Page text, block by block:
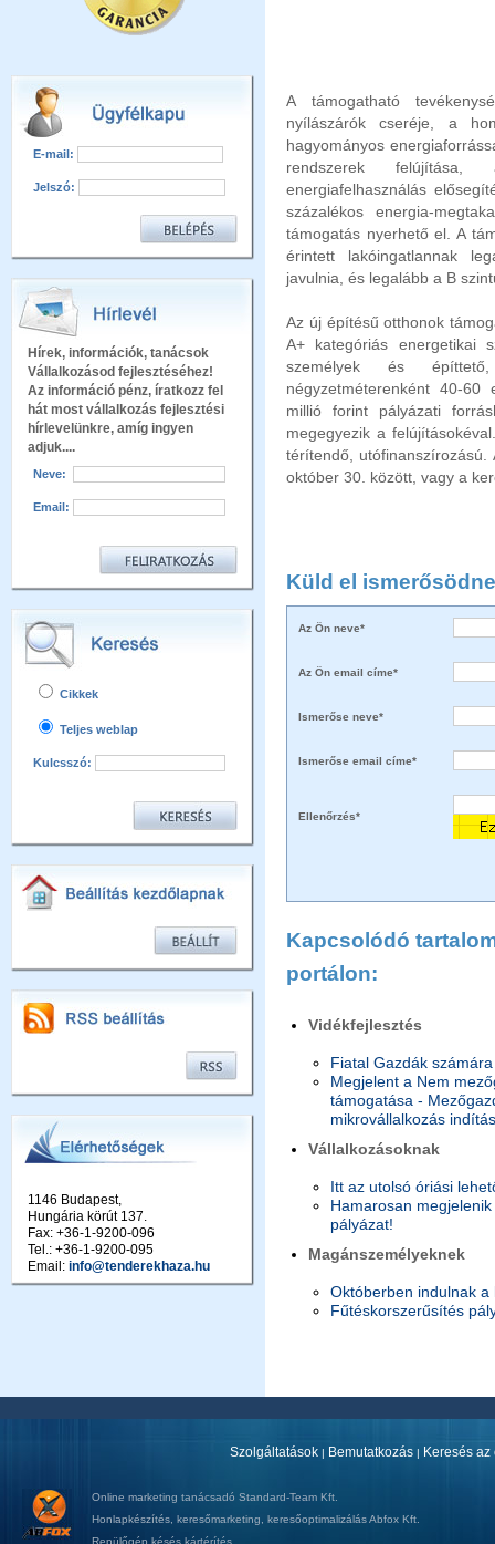
E-mail:
Jelszó:
Hírek, információk, tanácsok
Vállalkozásod fejlesztéséhez!
Az információ pénz, íratkozz fel
hát most vállalkozás fejlesztési
hírlevelünkre, amíg ingyen
adjuk....
Neve:
Email:
Cikkek
Teljes weblap
Kulcsszó:
1146 Budapest,
Hungária körút 137.
Fax: +36-1-9200-096
Tel.: +36-1-9200-095
Email: info@tenderekhaza.hu
A támogatható
nyílászárók cseréje, a
hagyományos
rendszerek
energiafelhasználás
százalékos energia-
támogatás nyerhető el. A
érintett lakóingatlannak
javulnia, és legalább a B
Az új építésű otthonok
A+ kategóriás energetikai
személyek és
négyzetméterenként 40-
millió forint pályázati
megegyezik a
térítendő,
október 30. között, vagy a
Küld el
Az Ön neve*
Az Ön email címe*
Ismerőse neve*
Ismerőse email címe*
Ellenőrzés*
Kapcsolódó
portálon:
Vidékfejlesztés
Fiatal Gazdák
Megjelent a Nem
támogatása -
mikrovállalkozás
Vállalkozásoknak
Itt az utolsó óriási
Hamarosan
pályázat!
Magánszemélyeknek
Októberben indulnak
Fűtéskorszerűsítés
Szolgáltatások | Bemutatkozás | Keresés
Online marketing tanácsadó Standard-Team Kft.
Honlapkészítés keresőmarketing keresőoptimalizálásAbfox Kft.
Repülőgép késés kártérítés